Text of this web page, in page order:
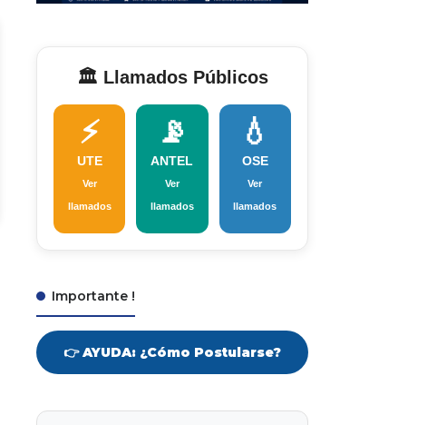
🏛️ Llamados Públicos
⚡
UTE
Ver
llamados
📡
ANTEL
Ver
llamados
💧
OSE
Ver
llamados
Importante !
👉 AYUDA: ¿Cómo Postularse?